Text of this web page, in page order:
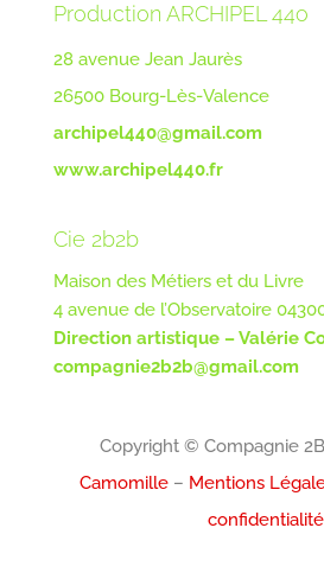
Production ARCHIPEL 44o
28 avenue Jean Jaurès
26500 Bourg-Lès-Valence
archipel440@gmail.com
www.archipel440.fr
Cie 2b2b
Maison des Métiers et du Livre
4 avenue de l’Observatoire
Direction artistique – Valérie
compagnie2b2b@gmail.com
Copyright © Compagnie
Camomille– Mentions
confidentialité